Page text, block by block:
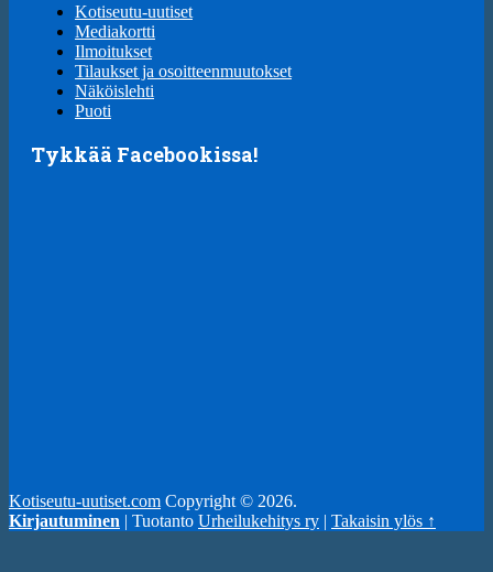
Kotiseutu-uutiset
Mediakortti
Ilmoitukset
Tilaukset ja osoitteenmuutokset
Näköislehti
Puoti
Tykkää Facebookissa!
Kotiseutu-uutiset.com Copyright © 2026.
Kirjautuminen | Tuotanto Urheilukehitys ry | Takaisin ylös ↑